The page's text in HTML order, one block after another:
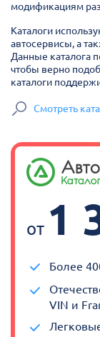
модификациям
Каталоги
автосервисы, а
Данные каталога
чтобы верно
каталоги
Смотреть
от 1
Более
VIN и